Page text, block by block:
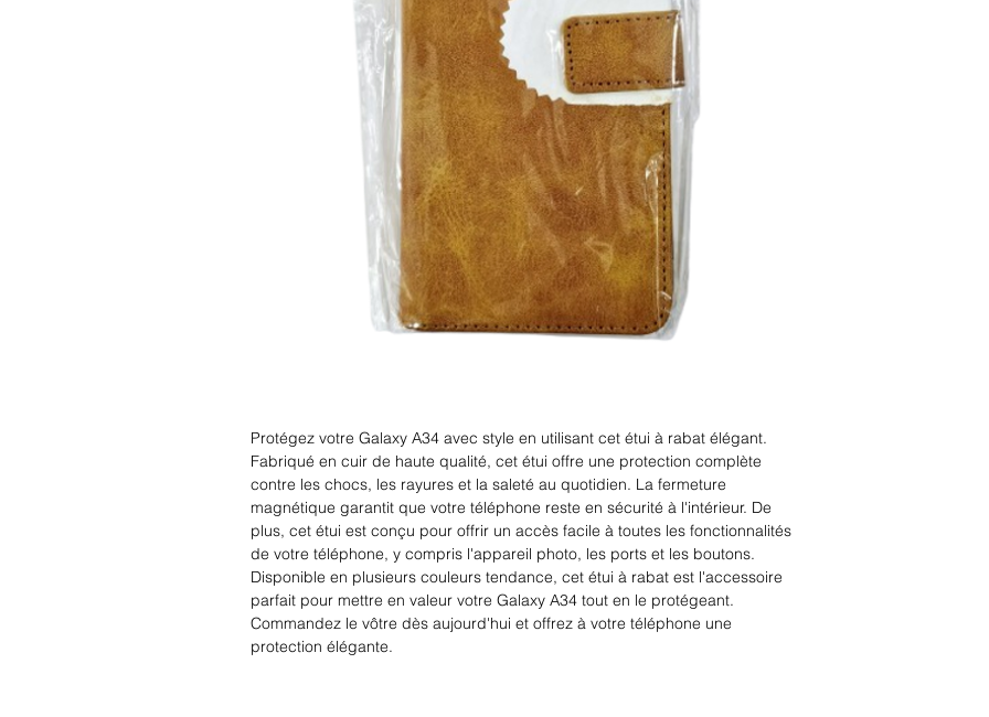
Protégez votre Galaxy A34 avec style en utilisant cet étui à rabat élégant.
Fabriqué en cuir de haute qualité, cet étui offre une protection complète
contre les chocs, les rayures et la saleté au quotidien. La fermeture
magnétique garantit que votre téléphone reste en sécurité à l'intérieur. De
plus, cet étui est conçu pour offrir un accès facile à toutes les fonctionnalités
de votre téléphone, y compris l'appareil photo, les ports et les boutons.
Disponible en plusieurs couleurs tendance, cet étui à rabat est l'accessoire
parfait pour mettre en valeur votre Galaxy A34 tout en le protégeant.
Commandez le vôtre dès aujourd'hui et offrez à votre téléphone une
protection élégante.